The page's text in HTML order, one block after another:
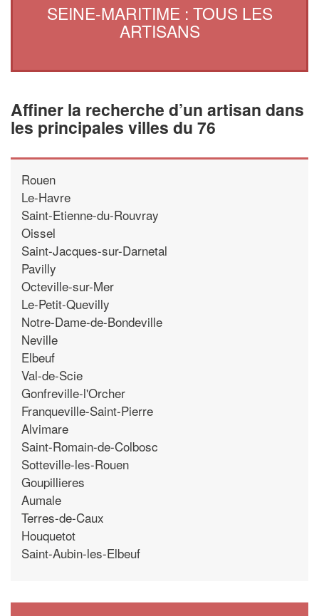
SEINE-MARITIME : TOUS LES
ARTISANS
Affiner la recherche d’un artisan dans
les principales villes du 76
Rouen
Le-Havre
Saint-Etienne-du-Rouvray
Oissel
Saint-Jacques-sur-Darnetal
Pavilly
Octeville-sur-Mer
Le-Petit-Quevilly
Notre-Dame-de-Bondeville
Neville
Elbeuf
Val-de-Scie
Gonfreville-l'Orcher
Franqueville-Saint-Pierre
Alvimare
Saint-Romain-de-Colbosc
Sotteville-les-Rouen
Goupillieres
Aumale
Terres-de-Caux
Houquetot
Saint-Aubin-les-Elbeuf